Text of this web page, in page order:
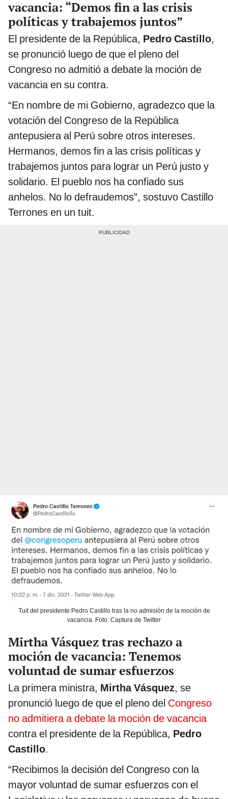
vacancia: “Demos fin a las crisis
políticas y trabajemos juntos”
El presidente de la República, Pedro Castillo,
se pronunció luego de que el pleno del
Congreso no admitió a debate la moción de
vacancia en su contra.
“En nombre de mi Gobierno, agradezco que la
votación del Congreso de la República
antepusiera al Perú sobre otros intereses.
Hermanos, demos fin a las crisis políticas y
trabajemos juntos para lograr un Perú justo y
solidario. El pueblo nos ha confiado sus
anhelos. No lo defraudemos”, sostuvo Castillo
Terrones en un tuit.
Tuit del presidente Pedro Castillo tras la no admisión de la moción de
vacancia. Foto: Captura de Twitter
Mirtha Vásquez tras rechazo a
moción de vacancia: Tenemos
voluntad de sumar esfuerzos
La primera ministra, Mirtha Vásquez, se
pronunció luego de que el pleno del Congreso
no admitiera a debate la moción de vacancia
contra el presidente de la República, Pedro
Castillo.
“Recibimos la decisión del Congreso con la
mayor voluntad de sumar esfuerzos con el